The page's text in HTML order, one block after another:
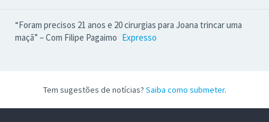
“Foram precisos 21 anos e 20 cirurgias para Joana trincar uma
maçã” – Com Filipe Pagaimo Expresso
Tem sugestões de notícias? Saiba como submeter.